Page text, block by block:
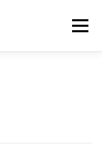
メニュー